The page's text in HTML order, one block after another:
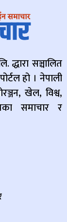
द्धारा सञ्चालित
हो । नेपाली
खेल, विश्व,
समाचार र